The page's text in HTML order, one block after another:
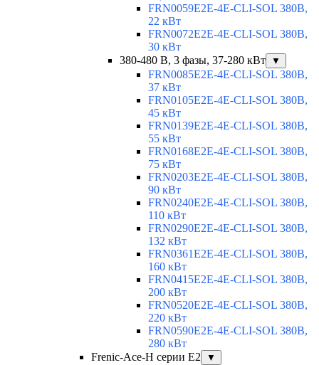
FRN0059E2E-4E-CLI-SOL 380В,
22 кВт
FRN0072E2E-4E-CLI-SOL 380В,
30 кВт
380-480 В, 3 фазы, 37-280 кВт
▼
FRN0085E2E-4E-CLI-SOL 380В,
37 кВт
FRN0105E2E-4E-CLI-SOL 380В,
45 кВт
FRN0139E2E-4E-CLI-SOL 380В,
55 кВт
FRN0168E2E-4E-CLI-SOL 380В,
75 кВт
FRN0203E2E-4E-CLI-SOL 380В,
90 кВт
FRN0240E2E-4E-CLI-SOL 380В,
110 кВт
FRN0290E2E-4E-CLI-SOL 380В,
132 кВт
FRN0361E2E-4E-CLI-SOL 380В,
160 кВт
FRN0415E2E-4E-CLI-SOL 380В,
200 кВт
FRN0520E2E-4E-CLI-SOL 380В,
220 кВт
FRN0590E2E-4E-CLI-SOL 380В,
280 кВт
Frenic-Ace-H серии E2
▼